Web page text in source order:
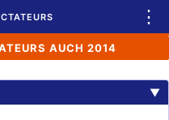
⋮
AUCH 2014
▼